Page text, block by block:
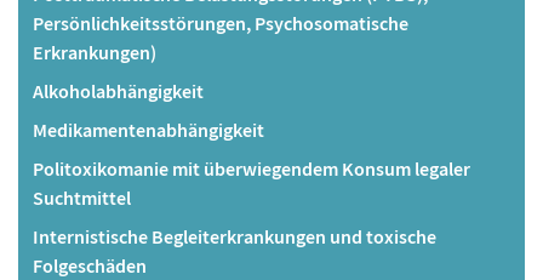
Persönlichkeitsstörungen, Psychosomatische
Erkrankungen)
Alkoholabhängigkeit
Medikamentenabhängigkeit
Politoxikomanie mit überwiegendem Konsum legaler
Suchtmittel
Internistische Begleiterkrankungen und toxische
Folgeschäden